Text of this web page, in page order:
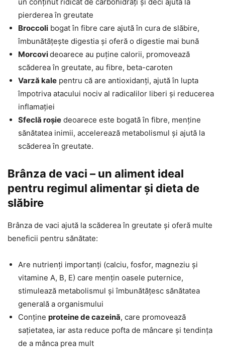
un conținut ridicat de carbohidrați și deci ajută la
pierderea în greutate
Broccoli bogat în fibre care ajută în cura de slăbire,
îmbunătățește digestia și oferă o digestie mai bună
Morcovideoarece au puține calorii, promovează
scăderea în greutate, au fibre, beta-caroten
Varză kale pentru că are antioxidanți, ajută în lupta
împotriva atacului nociv al radicalilor liberi și reducerea
inflamației
Sfeclă roșie deoarece este bogată în fibre, menține
sănătatea inimii, accelerează metabolismul și ajută la
scăderea în greutate.
Brânza de vaci – un aliment ideal
pentru regimul alimentar și dieta de
slăbire
Brânza de vaci ajută la scăderea în greutate și oferă multe
beneficii pentru sănătate:
Are nutrienți importanți (calciu, fosfor, magneziu și
vitamine A, B, E) care mențin oasele puternice,
stimulează metabolismul și îmbunătățesc sănătatea
generală a organismului
Conține proteine de cazeină, care promovează
sațietatea, iar asta reduce pofta de mâncare și tendința
de a mânca prea mult